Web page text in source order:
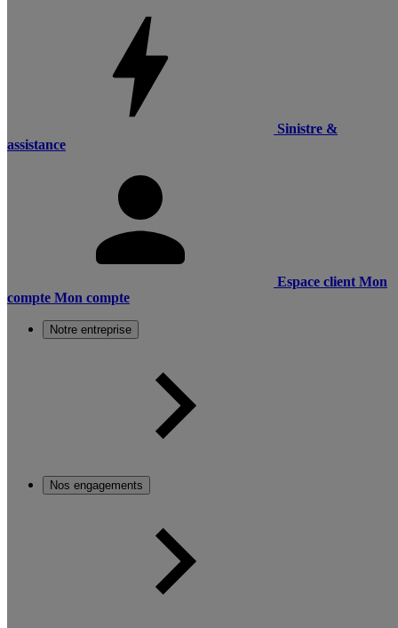
Sinistre &
assistance
Espace client Mon
compte Mon compte
Notre entreprise
Nos engagements